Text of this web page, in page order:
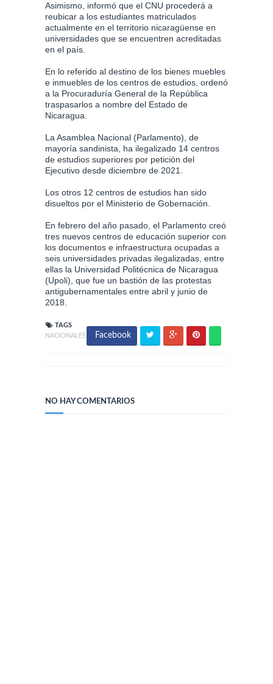
Asimismo, informó que el CNU procederá a
reubicar a los estudiantes matriculados
actualmente en el territorio nicaragüense en
universidades que se encuentren acreditadas
en el país.
En lo referido al destino de los bienes muebles
e inmuebles de los centros de estudios, ordenó
a la Procuraduría General de la República
traspasarlos a nombre del Estado de
Nicaragua.
La Asamblea Nacional (Parlamento), de
mayoría sandinista, ha ilegalizado 14 centros
de estudios superiores por petición del
Ejecutivo desde diciembre de 2021.
Los otros 12 centros de estudios han sido
disueltos por el Ministerio de Gobernación.
En febrero del año pasado, el Parlamento creó
tres nuevos centros de educación superior con
los documentos e infraestructura ocupadas a
seis universidades privadas ilegalizadas, entre
ellas la Universidad Politécnica de Nicaragua
(Upoli), que fue un bastión de las protestas
antigubernamentales entre abril y junio de
2018.
TAGS
NACIONALES
Facebook
NO HAY COMENTARIOS